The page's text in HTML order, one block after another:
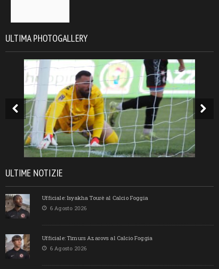
ULTIMA PHOTOGALLERY
ULTIME NOTIZIE
Ufficiale: Isyakha Tourè al Calcio Foggia
6 Agosto 2026
Ufficiale: Timurs Azarovs al Calcio Foggia
6 Agosto 2026